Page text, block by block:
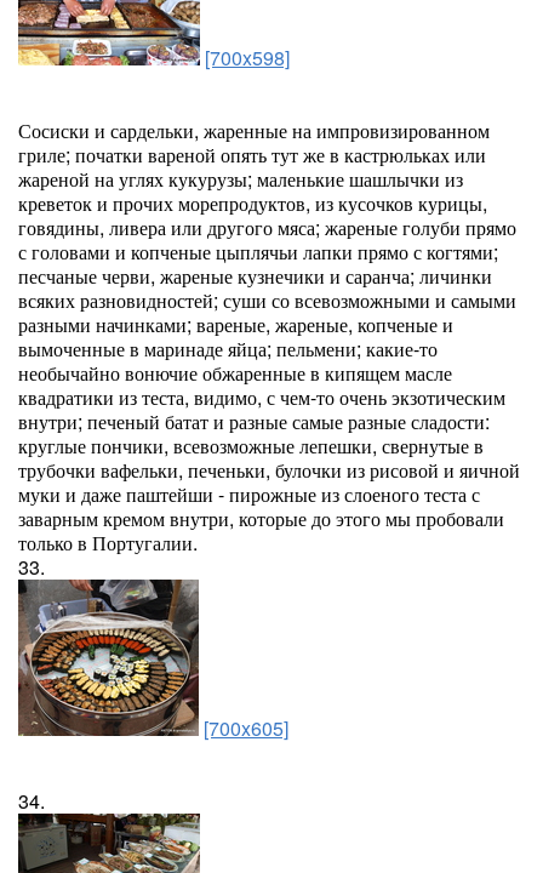
[700x598]
Сосиски и сардельки, жаренные на импровизированном
гриле; початки вареной опять тут же в кастрюльках или
жареной на углях кукурузы; маленькие шашлычки из
креветок и прочих морепродуктов, из кусочков курицы,
говядины, ливера или другого мяса; жареные голуби прямо
с головами и копченые цыплячьи лапки прямо с когтями;
песчаные черви, жареные кузнечики и саранча; личинки
всяких разновидностей; суши со всевозможными и самыми
разными начинками; вареные, жареные, копченые и
вымоченные в маринаде яйца; пельмени; какие-то
необычайно вонючие обжаренные в кипящем масле
квадратики из теста, видимо, с чем-то очень экзотическим
внутри; печеный батат и разные самые разные сладости:
круглые пончики, всевозможные лепешки, свернутые в
трубочки вафельки, печеньки, булочки из рисовой и яичной
муки и даже паштейши - пирожные из слоеного теста с
заварным кремом внутри, которые до этого мы пробовали
только в Португалии.
33.
[700x605]
34.